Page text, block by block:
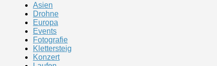
Asien
Drohne
Europa
Events
Fotografie
Klettersteig
Konzert